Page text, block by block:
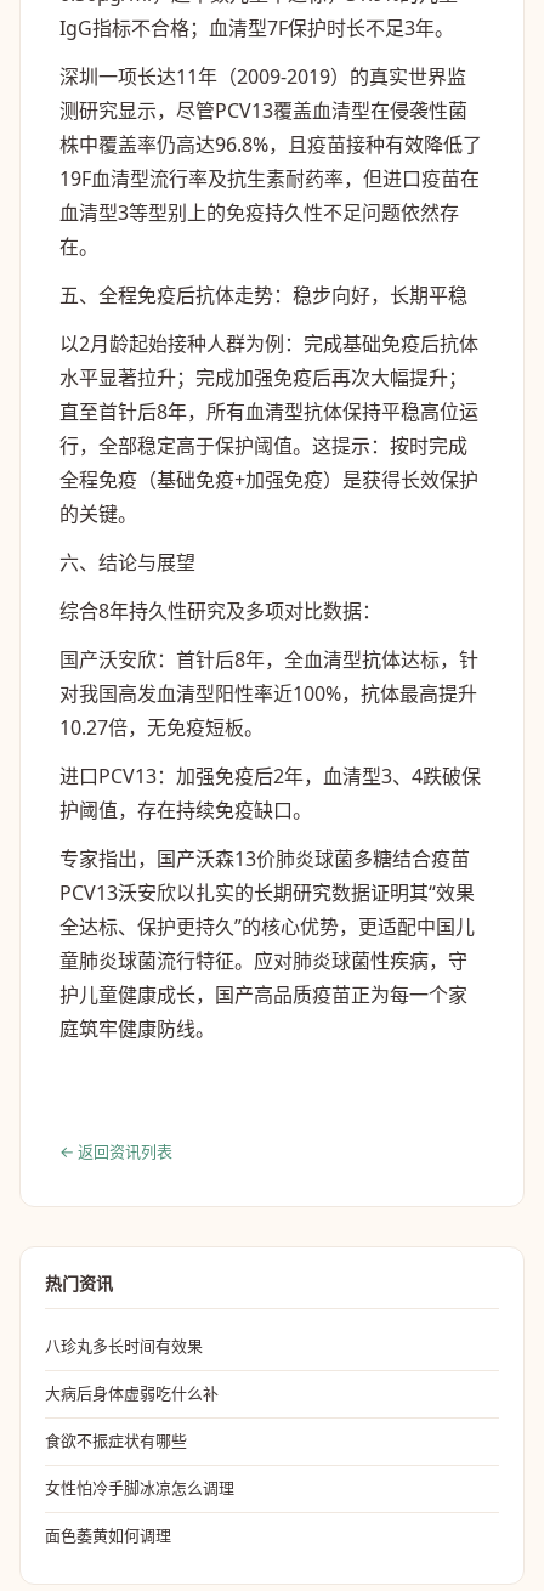
IgG指标不合格；血清型7F保护时长不足3年。
深圳一项长达11年（2009-2019）的真实世界监
测研究显示，尽管PCV13覆盖血清型在侵袭性菌
株中覆盖率仍高达96.8%，且疫苗接种有效降低了
19F血清型流行率及抗生素耐药率，但进口疫苗在
血清型3等型别上的免疫持久性不足问题依然存
在。
五、全程免疫后抗体走势：稳步向好，长期平稳
以2月龄起始接种人群为例：完成基础免疫后抗体
水平显著拉升；完成加强免疫后再次大幅提升；
直至首针后8年，所有血清型抗体保持平稳高位运
行，全部稳定高于保护阈值。这提示：按时完成
全程免疫（基础免疫+加强免疫）是获得长效保护
的关键。
六、结论与展望
综合8年持久性研究及多项对比数据：
国产沃安欣：首针后8年，全血清型抗体达标，针
对我国高发血清型阳性率近100%，抗体最高提升
10.27倍，无免疫短板。
进口PCV13：加强免疫后2年，血清型3、4跌破保
护阈值，存在持续免疫缺口。
专家指出，国产沃森13价肺炎球菌多糖结合疫苗
PCV13沃安欣以扎实的长期研究数据证明其“效果
全达标、保护更持久”的核心优势，更适配中国儿
童肺炎球菌流行特征。应对肺炎球菌性疾病，守
护儿童健康成长，国产高品质疫苗正为每一个家
庭筑牢健康防线。
← 返回资讯列表
热门资讯
八珍丸多长时间有效果
大病后身体虚弱吃什么补
食欲不振症状有哪些
女性怕冷手脚冰凉怎么调理
面色萎黄如何调理